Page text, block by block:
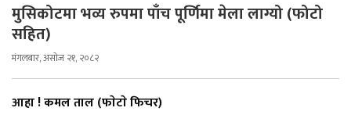
मुसिकोटमा भव्य रुपमा पाँच पूर्णिमा मेला लाग्यो (फोटो
सहित)
मंगलबार, असोज २१, २०८२
आहा ! कमल ताल (फाेटाे फिचर)